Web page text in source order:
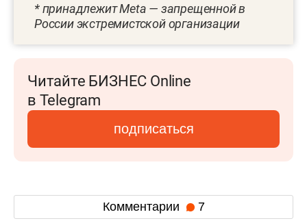
* принадлежит Meta — запрещенной в
России экстремистской организации
Читайте БИЗНЕС Online
в Telegram
подписаться
Комментарии 7